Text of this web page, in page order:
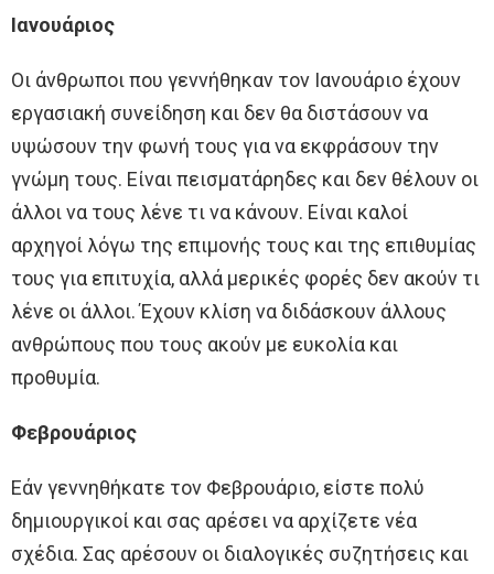
Ιανουάριος
Οι άνθρωποι που γεννήθηκαν τον Ιανουάριο έχουν
εργασιακή συνείδηση και δεν θα διστάσουν να
υψώσουν την φωνή τους για να εκφράσουν την
γνώμη τους. Είναι πεισματάρηδες και δεν θέλουν οι
άλλοι να τους λένε τι να κάνουν. Είναι καλοί
αρχηγοί λόγω της επιμονής τους και της επιθυμίας
τους για επιτυχία, αλλά μερικές φορές δεν ακούν τι
λένε οι άλλοι. Έχουν κλίση να διδάσκουν άλλους
ανθρώπους που τους ακούν με ευκολία και
προθυμία.
Φεβρουάριος
Εάν γεννηθήκατε τον Φεβρουάριο, είστε πολύ
δημιουργικοί και σας αρέσει να αρχίζετε νέα
σχέδια. Σας αρέσουν οι διαλογικές συζητήσεις και